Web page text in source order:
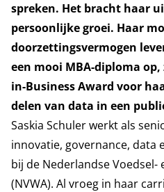
spreken. Het bracht haar
persoonlijke groei. Haar
doorzettingsvermogen
een mooi MBA-diploma
in-Business Award voor
delen van data in een
Saskia Schuler werkt als
innovatie, governance,
bij de Nederlandse
(NVWA). Al vroeg in haar